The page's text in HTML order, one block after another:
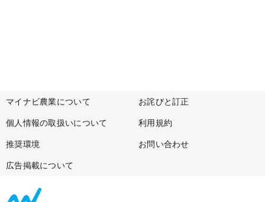
マイナビ農業について お詫びと訂正
個人情報の取扱いについて 利用規約
推奨環境 お問い合わせ
広告掲載について